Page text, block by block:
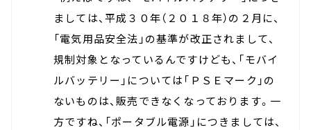
ましては、平成３０年（２０１８年）の２月に、
「電気用品安全法」の基準が改正されまして、
規制対象となっているんですけども、「モバイ
ルバッテリー」については「ＰＳＥマーク」の
ないものは、販売できなくなっております。一
方ですね、「ポータブル電源」につきましては、